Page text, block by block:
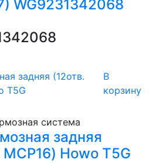
WG9231342068
В
корзину
система
задняя
Howo T5G